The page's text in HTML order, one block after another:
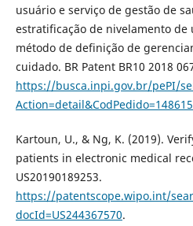
usuário e serviço de gestão de
estratificação de nivelamento de
método de definição de
cuidado. BR Patent BR10 2018
https://busca.inpi.gov.br/pePI/
Kartoun, U., & Ng, K. (2019).
patients in electronic medical
US20190189253.
https://patentscope.wipo.int/
docId=US244367570.